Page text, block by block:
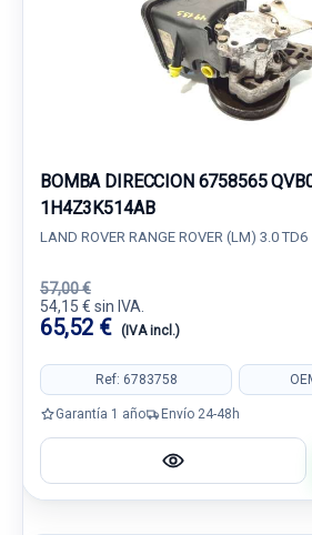
BOMBA DIRECCION 6758565
1H4Z3K514AB
LAND ROVER RANGE ROVER (LM) 3.0 TD6
57,00 €
54,15 € sin IVA.
65,52 € (IVA incl.)
Ref: 6783758
Garantía 1 año Envío 24-48h